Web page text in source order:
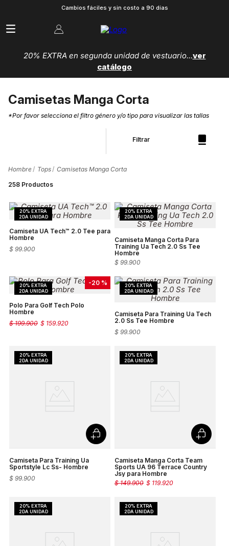
Cambios fáciles y sin costo a 90 días
20% EXTRA en segunda unidad de vestuario...ver
catálogo
Camisetas Manga Corta
*Por favor selecciona el filtro género y/o tipo para visualizar las tallas
Filtrar
Hombre Tops
Camisetas Manga Corta
258 Productos
Camiseta UA Tech™ 2.0 Tee para
Hombre
$ 99.900
Camiseta Manga Corta Para
Training Ua Tech 2.0 Ss Tee
Hombre
$ 99.900
-20 %
Polo Para Golf Tech Polo
Hombre
$ 159.920
$ 199.900
Camiseta Para Training Ua Tech
2.0 Ss Tee Hombre
$ 99.900
Camiseta Para Training Ua
Sportstyle Lc Ss- Hombre
$ 99.900
Camiseta Manga Corta Team
Sports UA 96 Terrace Country
Jsy para Hombre
$ 119.920
$ 149.900